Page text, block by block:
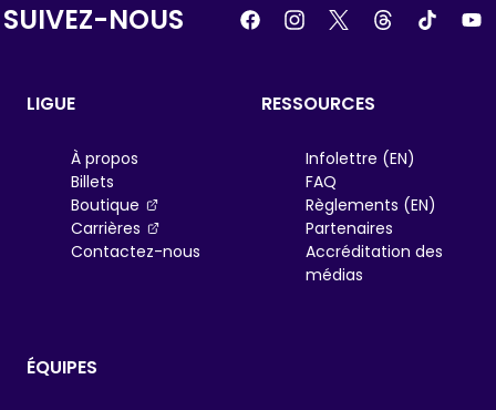
SUIVEZ-NOUS
LIGUE
À propos
Billets
Boutique
, opens in a new tab
Carrières
, opens in a new tab
Contactez-nous
RESSOURCES
Infolettre (EN)
FAQ
Règlements (EN)
Partenaires
Accréditation des
médias
ÉQUIPES